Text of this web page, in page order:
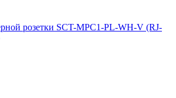
розетки SCT-MPC1-PL-WH-V (RJ-